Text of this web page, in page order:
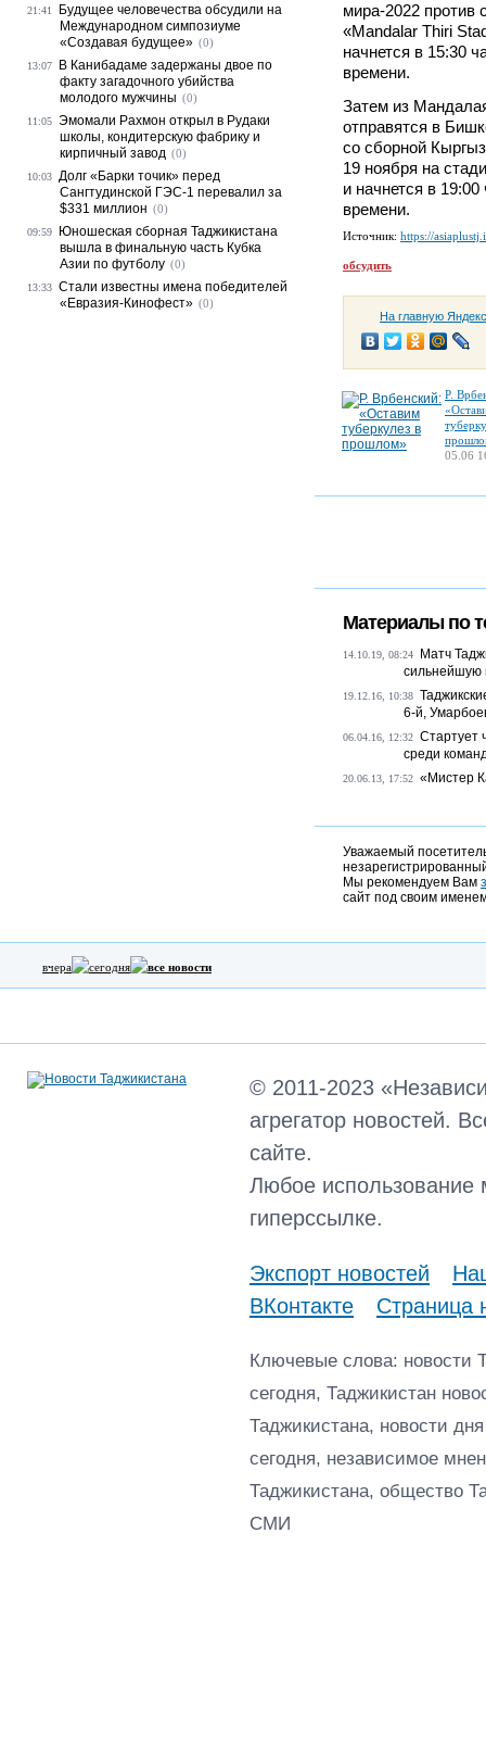
мира-2022 против
«Mandalar Thiri
начнется в 15:30
времени.
Затем из
отправятся в
со сборной
19 ноября на
и начнется в
времени.
Источник: https://
обсудить
На главную
Р.
05.06
Материалы по
14.10.19, 08:24
Матч
сильнейшую
19.12.16, 10:38
6-й,
06.04.16, 12:32 Стартует
среди
20.06.13, 17:52 «Мистер
Уважаемый
Мы рекомендуем Вам
сайт под своим
21:41
Будущее человечества обсудили на
Международном симпозиуме
«Создавая будущее» (0)
13:07
В Канибадаме задержаны двое по
факту загадочного убийства
молодого мужчины (0)
11:05 Эмомали Рахмон открыл в Рудаки
школы, кондитерскую фабрику и
кирпичный завод (0)
10:03 Долг «Барки точик» перед
Сангтудинской ГЭС-1 перевалил за
$331 миллион (0)
09:59
Юношеская сборная Таджикистана
вышла в финальную часть Кубка
Азии по футболу (0)
13:33 Стали известны имена победителей
«Евразия-Кинофест» (0)
вчера сегодня все новости
© 2011-2023
агрегатор новостей.
сайте.
Любое использование
гиперссылке.
Экспорт новостей
ВКонтакте
Страница
Ключевые слова: новости
сегодня, Таджикистан
Таджикистана, новости
сегодня, независимое
Таджикистана, общество
СМИ